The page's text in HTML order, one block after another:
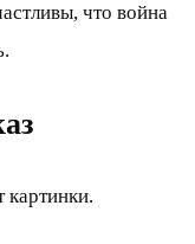
что война
картинки.